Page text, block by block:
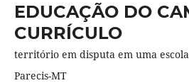
EDUCAÇÃO DO
CURRÍCULO
território em disputa em uma
Parecis-MT